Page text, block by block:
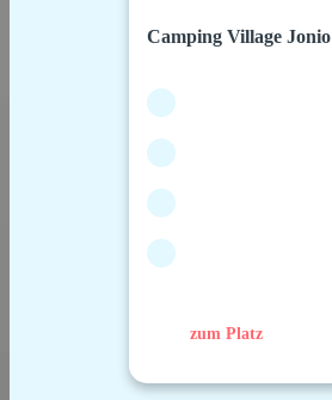
Camping Village Jonio
zum Platz